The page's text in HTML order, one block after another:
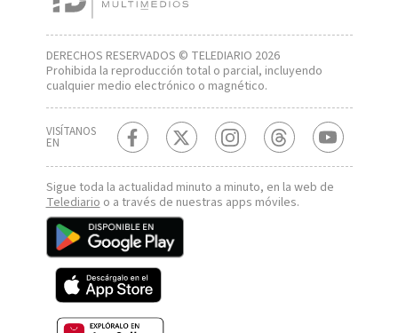
DERECHOS RESERVADOS © TELEDIARIO 2026
Prohibida la reproducción total o parcial, incluyendo
cualquier medio electrónico o magnético.
VISÍTANOS
EN
Sigue toda la actualidad minuto a minuto, en la web de
Telediarioo a través de nuestras apps móviles.